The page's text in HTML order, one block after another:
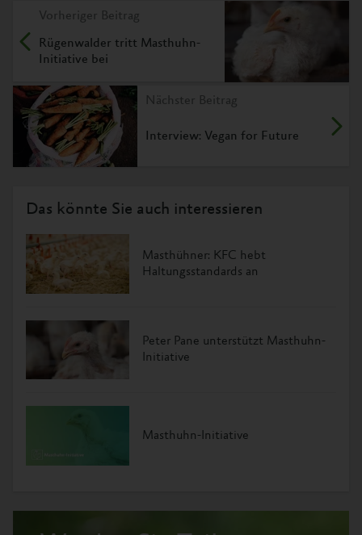
Vorheriger Beitrag
Rügenwalder tritt Masthuhn-
Initiative bei
Nächster Beitrag
Interview: Vegan for Future
Das könnte Sie auch interessieren
Masthühner: KFC hebt
Haltungsstandards an
Peter Pane unterstützt Masthuhn-
Initiative
Masthuhn-Initiative